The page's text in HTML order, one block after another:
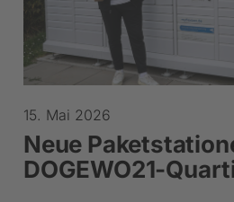
15. Mai 2026
Neue
DOGEWO21-